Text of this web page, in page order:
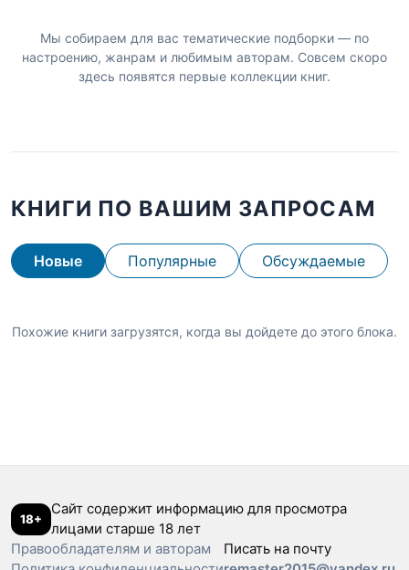
Мы собираем для вас тематические подборки — по
настроению, жанрам и любимым авторам. Совсем скоро
здесь появятся первые коллекции книг.
КНИГИ ПО ВАШИМ ЗАПРОСАМ
Новые Популярные Обсуждаемые
Похожие книги загрузятся, когда вы дойдете до этого блока.
18+
Сайт содержит информацию для просмотра
лицами старше 18 лет
Правообладателям и авторам
Писать на почту